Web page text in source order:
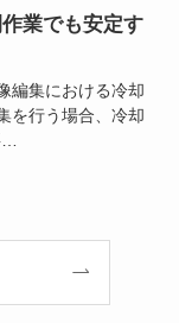
業でも安定す
編集における冷却
を行う場合、冷却